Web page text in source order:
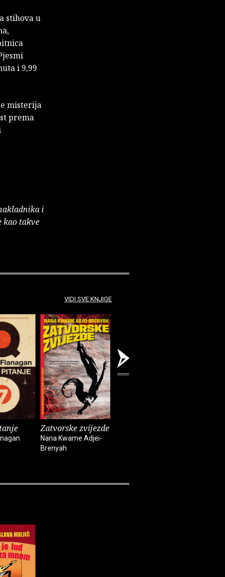
stihova u
i 9,99
misterija
prema
i
kao takve
Zatvorske zvijezde
Nana Kwame Adjei-
Brenyah
VIDI SVE KNJIGE